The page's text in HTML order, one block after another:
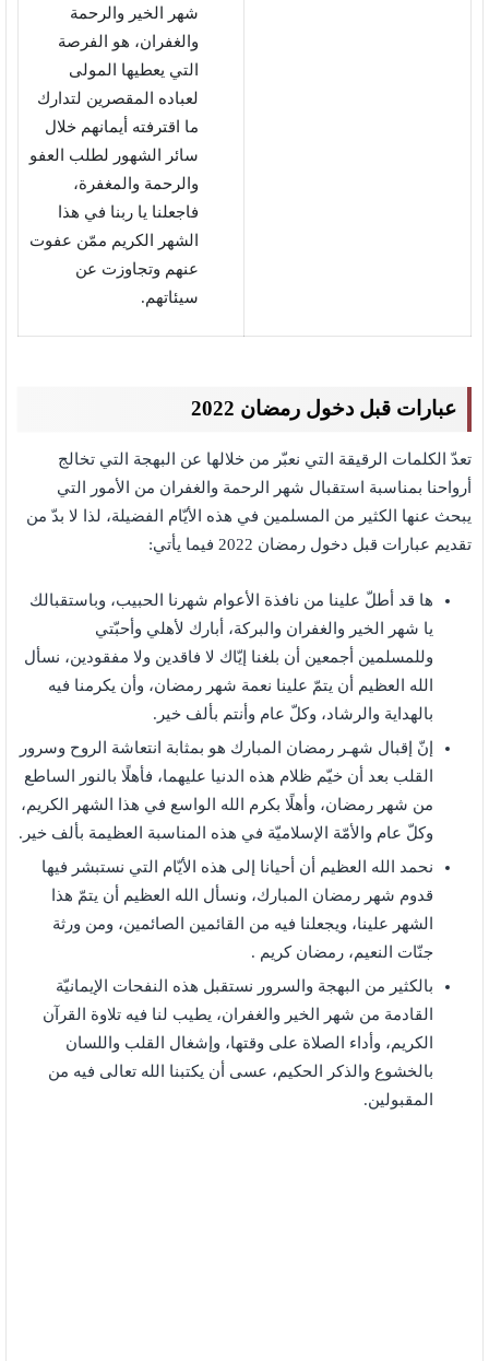
شهر الخير والرحمة
والغفران، هو الفرصة
التي يعطيها المولى
لعباده المقصرين لتدارك
ما اقترفته أيمانهم خلال
سائر الشهور لطلب العفو
والرحمة والمغفرة،
فاجعلنا يا ربنا في هذا
الشهر الكريم ممّن عفوت
عنهم وتجاوزت عن
سيئاتهم.
عبارات قبل دخول رمضان 2022
تعدّ الكلمات الرقيقة التي نعبّر من خلالها عن البهجة التي تخالج
أرواحنا بمناسبة استقبال شهر الرحمة والغفران من الأمور التي
يبحث عنها الكثير من المسلمين في هذه الأيّام الفضيلة، لذا لا بدّ من
تقديم عبارات قبل دخول رمضان 2022 فيما يأتي:
ها قد أطلّ علينا من نافذة الأعوام شهرنا الحبيب، وباستقبالك
يا شهر الخير والغفران والبركة، أبارك لأهلي وأحبّتي
وللمسلمين أجمعين أن بلغنا إيّاك لا فاقدين ولا مفقودين، نسأل
الله العظيم أن يتمّ علينا نعمة شهر رمضان، وأن يكرمنا فيه
بالهداية والرشاد، وكلّ عام وأنتم بألف خير.
إنّ إقبال شهـر رمضان المبارك هو بمثابة انتعاشة الروح وسرور
القلب بعد أن خيّم ظلام هذه الدنيا عليهما، فأهلًا بالنور الساطع
من شهر رمضان، وأهلًا بكرم الله الواسع في هذا الشهر الكريم،
وكلّ عام والأمّة الإسلاميّة في هذه المناسبة العظيمة بألف خير.
نحمد الله العظيم أن أحيانا إلى هذه الأيّام التي نستبشر فيها
قدوم شهر رمضان المبارك، ونسأل الله العظيم أن يتمّ هذا
الشهر علينا، ويجعلنا فيه من القائمين الصائمين، ومن ورثة
جنّات النعيم، رمضان كريم .
بالكثير من البهجة والسرور نستقبل هذه النفحات الإيمانيّة
القادمة من شهر الخير والغفران، يطيب لنا فيه تلاوة القرآن
الكريم، وأداء الصلاة على وقتها، وإشغال القلب واللسان
بالخشوع والذكر الحكيم، عسى أن يكتبنا الله تعالى فيه من
المقبولين.